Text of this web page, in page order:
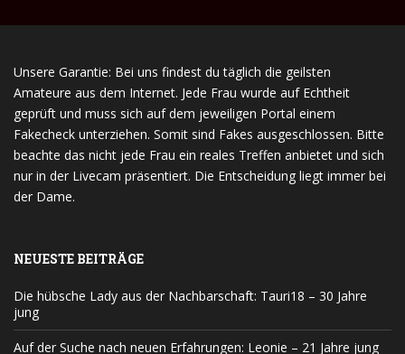
Unsere Garantie: Bei uns findest du täglich die geilsten
Amateure aus dem Internet. Jede Frau wurde auf Echtheit
geprüft und muss sich auf dem jeweiligen Portal einem
Fakecheck unterziehen. Somit sind Fakes ausgeschlossen. Bitte
beachte das nicht jede Frau ein reales Treffen anbietet und sich
nur in der Livecam präsentiert. Die Entscheidung liegt immer bei
der Dame.
NEUESTE BEITRÄGE
Die hübsche Lady aus der Nachbarschaft: Tauri18 – 30 Jahre
jung
Auf der Suche nach neuen Erfahrungen: Leonie – 21 Jahre jung